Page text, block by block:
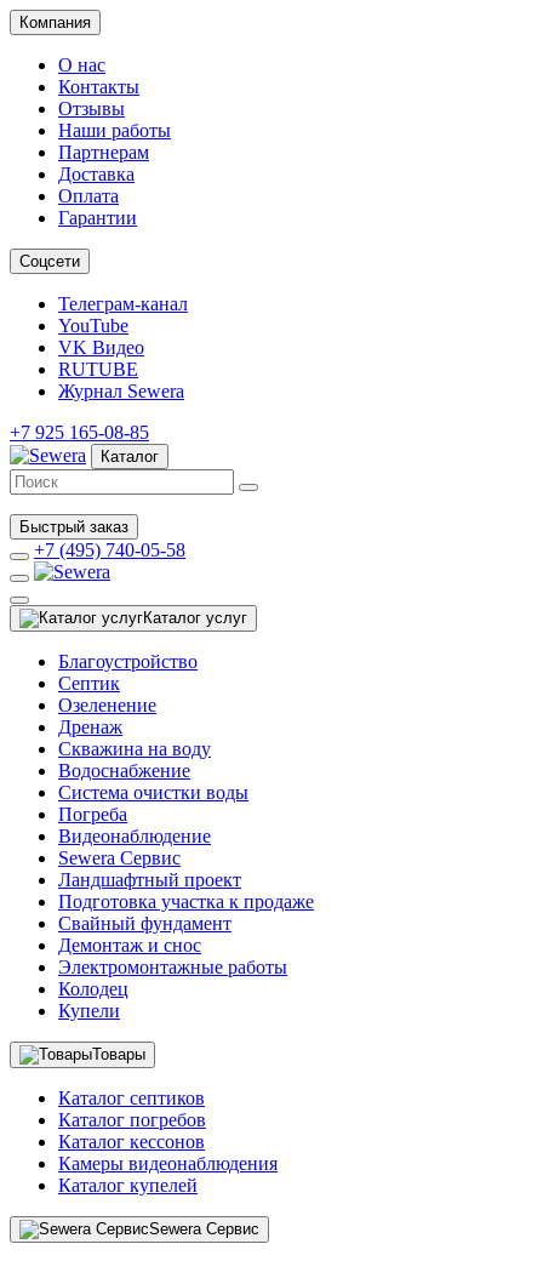
Компания
О нас
Контакты
Отзывы
Наши работы
Партнерам
Доставка
Оплата
Гарантии
Соцсети
Телеграм-канал
YouTube
VK Видео
RUTUBE
Журнал Sewera
+7 925 165-08-85
Каталог
Быстрый заказ
+7 (495) 740-05-58
Каталог услуг
Благоустройство
Септик
Озеленение
Дренаж
Скважина на воду
Водоснабжение
Система очистки воды
Погреба
Видеонаблюдение
Sewera Сервис
Ландшафтный проект
Подготовка участка к продаже
Свайный фундамент
Демонтаж и снос
Электромонтажные работы
Колодец
Купели
Товары
Каталог септиков
Каталог погребов
Каталог кессонов
Камеры видеонаблюдения
Каталог купелей
Sewera Сервис